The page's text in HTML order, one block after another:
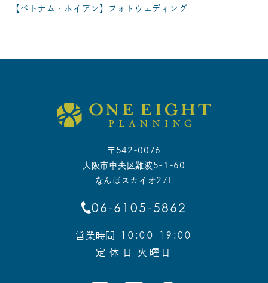
【ベトナム・ホイアン】フォトウェディング
〒542-0076
大阪市中央区難波5-1-60
なんばスカイオ27F
06-6105-5862
営業時間 10:00-19:00
定 休 日 火曜日